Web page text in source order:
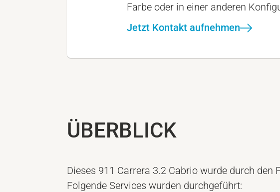
Farbe oder in einer anderen
Jetzt Kontakt aufnehmen
ÜBERBLICK
Dieses 911 Carrera 3.2 Cabrio wurde durch
Folgende Services wurden durchgeführt: